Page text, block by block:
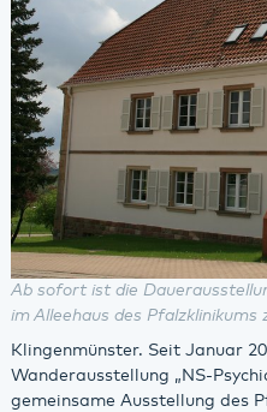
Ab sofort ist die
im Alleehaus des Pfalzklinikums
Klingenmünster. Seit Januar
Wanderausstellung „NS-
gemeinsame Ausstellung des